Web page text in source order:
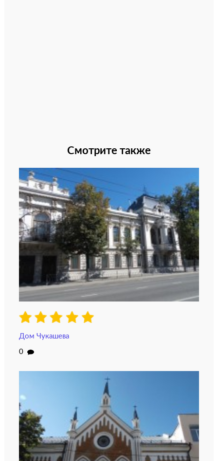
Смотрите также
Дом Чукашева
0